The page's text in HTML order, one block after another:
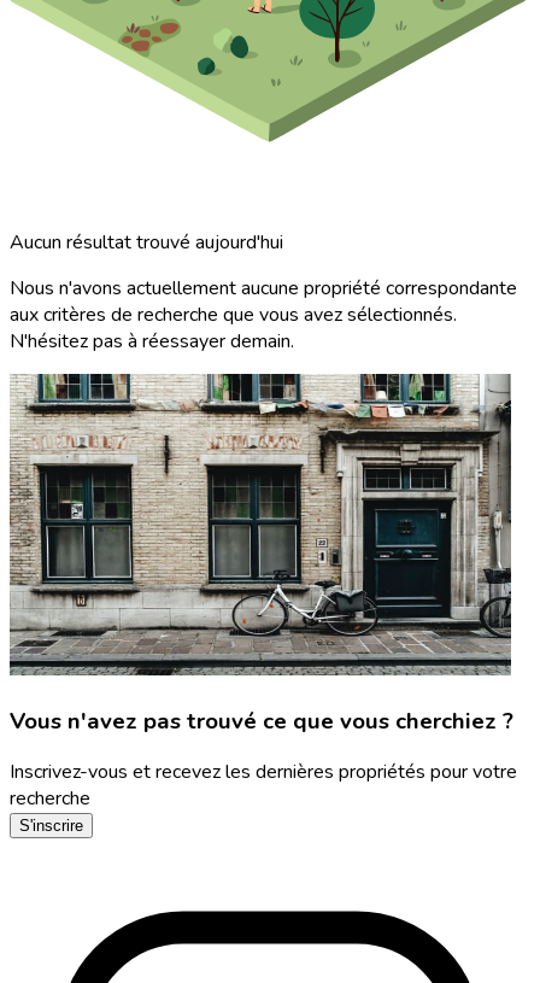
Aucun résultat trouvé aujourd'hui
Nous n'avons actuellement aucune propriété correspondante
aux critères de recherche que vous avez sélectionnés.
N'hésitez pas à réessayer demain.
Vous n'avez pas trouvé ce que vous cherchiez ?
Inscrivez-vous et recevez les dernières propriétés pour votre
recherche
S'inscrire